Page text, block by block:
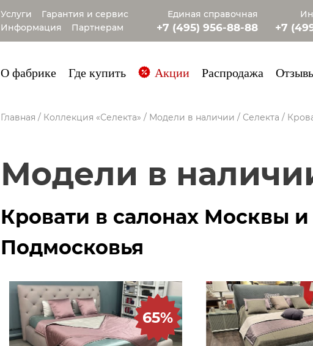
Услуги
Гарантия и сервис
Информация
Партнерам
Единая справочная
+7 (495) 956-88-88
+7
+7
О фабрике Где купить Акции Распродажа
Главная / Коллекция «Селекта» / Модели в наличии / Селекта /
Модели в
Кровати в салонах Москвы и
Подмосковья
65%